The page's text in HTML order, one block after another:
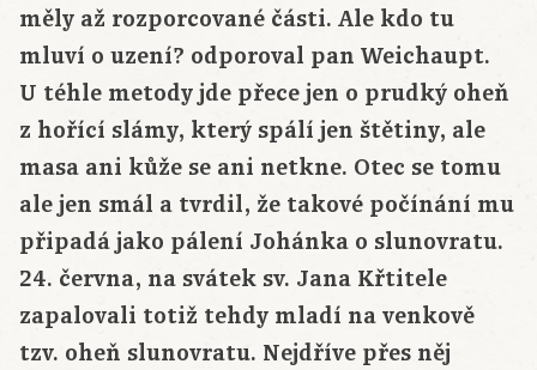
měly až rozporcované části. Ale kdo tu
mluví o uzení? odporoval pan Weichaupt.
U téhle metody jde přece jen o prudký oheň
z hořící slámy, který spálí jen štětiny, ale
masa ani kůže se ani netkne. Otec se tomu
ale jen smál a tvrdil, že takové počínání mu
připadá jako pálení Johánka o slunovratu.
24. června, na svátek sv. Jana Křtitele
zapalovali totiž tehdy mladí na venkově
tzv. oheň slunovratu. Nejdříve přes něj